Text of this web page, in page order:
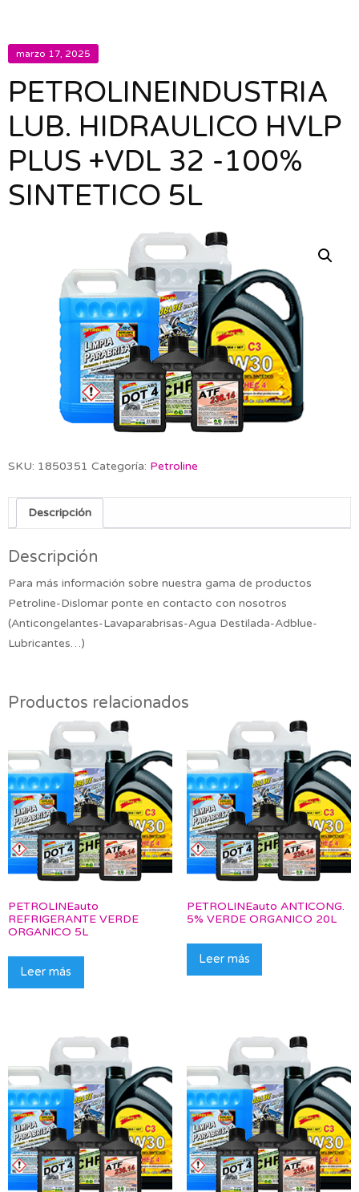
marzo 17, 2025
PETROLINEINDUSTRIA
LUB. HIDRAULICO HVLP
PLUS +VDL 32 -100%
SINTETICO 5L
SKU: 1850351 Categoría: Petroline
Descripción
Descripción
Para más información sobre nuestra gama de productos
Petroline-Dislomar ponte en contacto con nosotros
(Anticongelantes-Lavaparabrisas-Agua Destilada-Adblue-
Lubricantes…)
Productos relacionados
PETROLINEauto
REFRIGERANTE VERDE
ORGANICO 5L
Leer más
PETROLINEauto ANTICONG.
5% VERDE ORGANICO 20L
Leer más